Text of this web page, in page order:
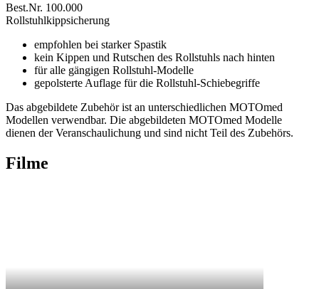
Best.Nr. 100.000
Rollstuhlkippsicherung
empfohlen bei starker Spastik
kein Kippen und Rutschen des Rollstuhls nach hinten
für alle gängigen Rollstuhl-Modelle
gepolsterte Auflage für die Rollstuhl-Schiebegriffe
Das abgebildete Zubehör ist an unterschiedlichen MOTOmed
Modellen verwendbar. Die abgebildeten MOTOmed Modelle
dienen der Veranschaulichung und sind nicht Teil des Zubehörs.
Filme